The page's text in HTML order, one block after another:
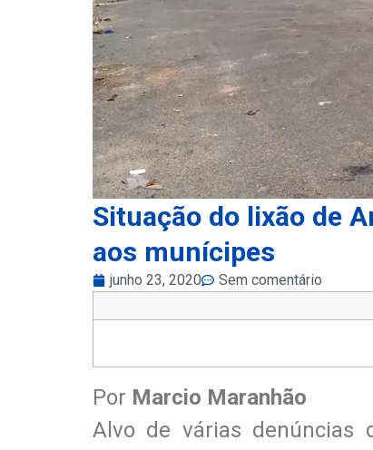
Situação do lixão de
aos munícipes
junho 23, 2020 Sem comentário
Por Marcio Maranhão
Alvo de várias denúncias